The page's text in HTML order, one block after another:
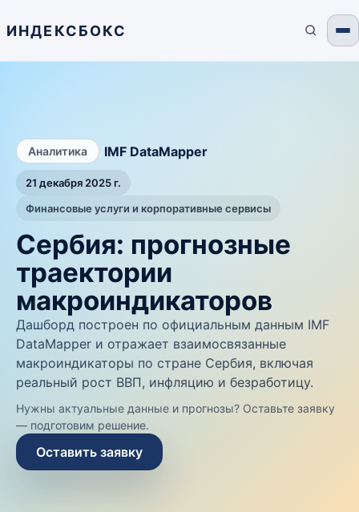
ИНДЕКСБОКС
Аналитика IMF DataMapper
21 декабря 2025 г.
Финансовые услуги и корпоративные сервисы
Сербия: прогнозные
траектории
макроиндикаторов
Дашборд построен по официальным данным IMF
DataMapper и отражает взаимосвязанные
макроиндикаторы по стране Сербия, включая
реальный рост ВВП, инфляцию и безработицу.
Нужны актуальные данные и прогнозы? Оставьте заявку
— подготовим решение.
Оставить заявку